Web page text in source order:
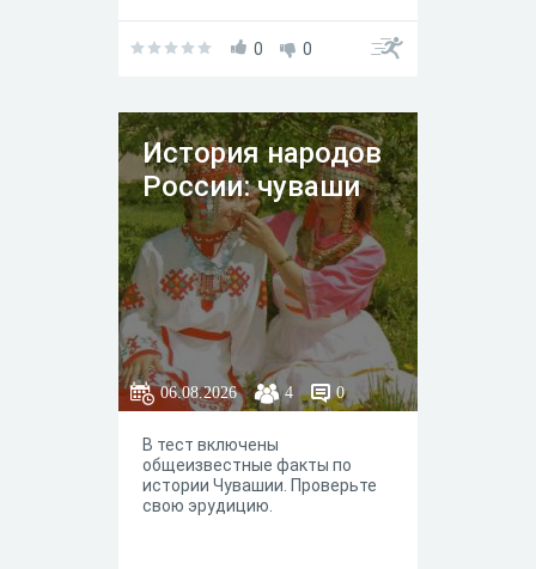
0 0
История народов
России: чуваши
06.08.2026 4 0
В тест включены
общеизвестные факты по
истории Чувашии. Проверьте
свою эрудицию.